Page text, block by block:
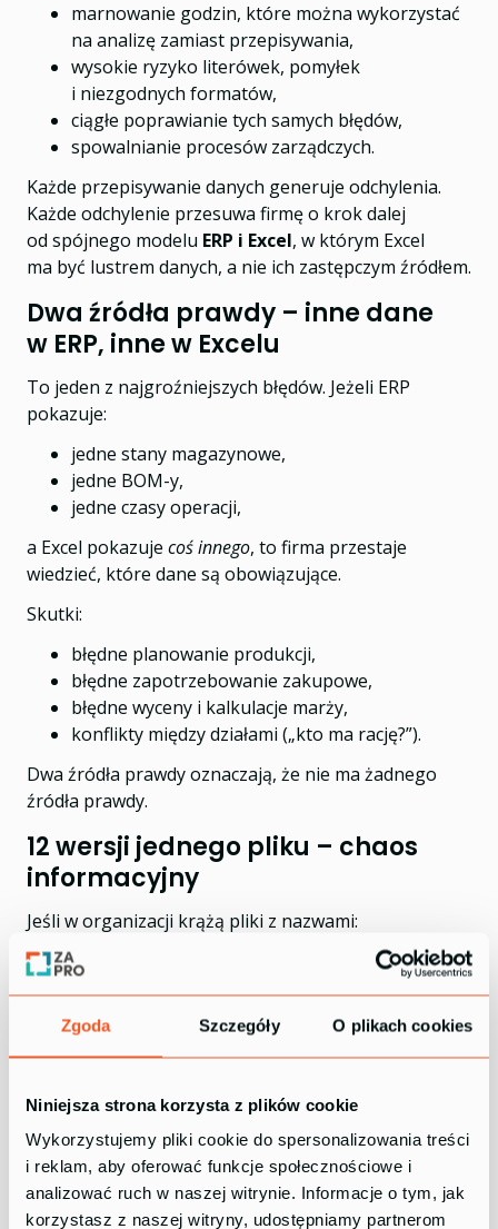
Zgoda Szczegóły O plikach cookies
Niniejsza strona korzysta z plików cookie
Wykorzystujemy pliki cookie do spersonalizowania treści
i reklam, aby oferować funkcje społecznościowe i
analizować ruch w naszej witrynie. Informacje o tym, jak
korzystasz z naszej witryny, udostępniamy partnerom
marnowanie godzin, które można wykorzystać
na analizę zamiast przepisywania,
wysokie ryzyko literówek, pomyłek
i niezgodnych formatów,
ciągłe poprawianie tych samych błędów,
spowalnianie procesów zarządczych.
Każde przepisywanie danych generuje odchylenia.
Każde odchylenie przesuwa firmę o krok dalej
od spójnego modelu ERP i Excel, w którym Excel
ma być lustrem danych, a nie ich zastępczym źródłem.
Dwa źródła prawdy – inne dane
w ERP, inne w Excelu
To jeden z najgroźniejszych błędów. Jeżeli ERP
pokazuje:
jedne stany magazynowe,
jedne BOM-y,
jedne czasy operacji,
a Excel pokazuje coś innego, to firma przestaje
wiedzieć, które dane są obowiązujące.
Skutki:
błędne planowanie produkcji,
błędne zapotrzebowanie zakupowe,
błędne wyceny i kalkulacje marży,
konflikty między działami („kto ma rację?”).
Dwa źródła prawdy oznaczają, że nie ma żadnego
źródła prawdy.
12 wersji jednego pliku – chaos
informacyjny
Jeśli w organizacji krążą pliki z nazwami:
ostateczna
wersja2024_final2
na dzisiaj
to wiadomo jedno:ERP i Excel nie mają
przypisanych funkcji.
W takim środowisku:
pracownicy pracują na nieaktualnych danych,